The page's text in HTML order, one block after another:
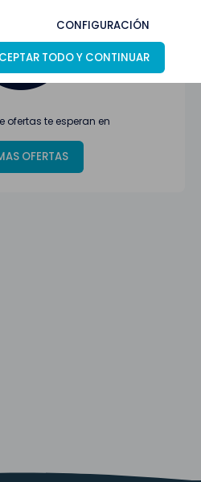
CONFIGURACIÓN
TODO Y CONTINUAR
ofertas te esperan en
OFERTAS